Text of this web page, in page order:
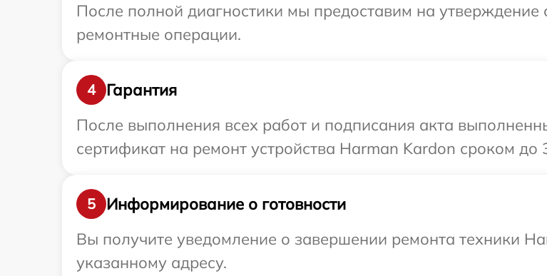
После полной диагностики мы предоставим на утверждение
ремонтные операции.
4
Гарантия
После выполнения всех работ и подписания акта
сертификат на ремонт устройства Harman Kardon сроком до
5
Информирование о готовности
Вы получите уведомление о завершении ремонта техники
указанному адресу.